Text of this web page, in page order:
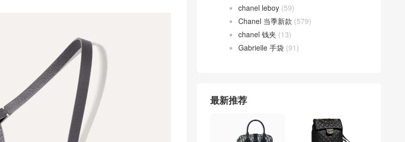
chanel leboy (59)
Chanel 当季新款 (579)
chanel 钱夹 (13)
Gabrielle 手袋 (91)
最新推荐